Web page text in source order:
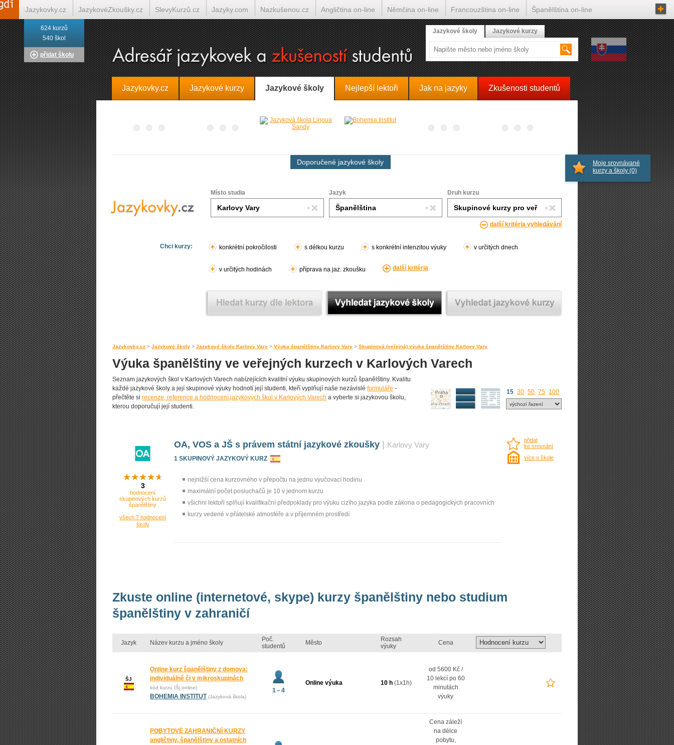
Jazykovky.cz Jazykové kurzy Jazykové školy Nejlepší lektoři Jak na jazyky Zkušenosti studentů
Doporučené jazykové školy
Místo studia Jazyk Druh kurzu
další kritéria vyhledávání
Chci kurzy: konkrétní pokročilosti s délkou kurzu s konkrétní intenzitou výuky v určitých dnech
v určitých hodinách příprava na jaz. zkoušku další kritéria
Jazykovky.cz > Jazykové školy > Jazykové školy Karlovy Vary > Výuka španělštiny Karlovy Vary > Skupinová (veřejná) výuka španělštiny Karlovy Vary
Výuka španělštiny ve veřejných kurzech v Karlových Varech
Seznam jazykových škol v Karlových Varech nabízejících kvalitní výuku skupinových kurzů španělštiny. Kvalitu
každé jazykové školy a její skupinové výuky hodnotí její studenti, kteří vyplňují naše nezávislé formuláře -
přečtěte si recenze, reference a hodnocení jazykových škol v Karlových Varech a vyberte si jazykovou školu,
kterou doporučují její studenti.
15 30 50 75 100
OA, VOS a JŠ s právem státní jazykové zkoušky Karlovy Vary
1 SKUPINOVÝ JAZYKOVÝ KURZ
přidat
ke srovnání
více o škole
3
hodnocení
skupinových kurzů
španělštiny
všech 7 hodnocení
školy
nejnižší cena kurzovného v přepočtu na jednu vyučovací hodinu
maximální počet posluchačů je 10 v jednom kurzu
všichni lektoři splňují kvalifikační předpoklady pro výuku cizího jazyka podle zákona o pedagogických pracovních
kurzy vedené v přátelské atmosféře a v příjemném prostředí
Zkuste online (internetové, skype) kurzy španělštiny nebo studium
španělštiny v zahraničí
Jazyk Název kurzu a jméno školy
Poč.
studentů
Město
Rozsah
výuky
Cena
ŠJ
Online kurz španělštiny z domova:
individuálně či v mikroskupinách
kód kurzu (Šj online)
BOHEMIA INSTITUT (Jazyková škola)
1 – 4
Online výuka 10 h (1x1h)
od 5600 Kč /
10 lekcí po 60
minutách
výuky
POBYTOVÉ ZAHRANIČNÍ KURZY
angličtiny, španělštiny a ostatních
Cena záleží
na délce
pobytu,
Moje srovnávané
kurzy a školy (0)
624 kurzů
540 škol
přidat školu
Jazykové školy Jazykové kurzy
Jazykovky.cz JazykovéZkoušky.cz SlevyKurzů.cz Jazyky.com Nazkušenou.cz Angličtina on-line Němčina on-line Francouzština on-line Španělština on-line
Italština on-line Tlumočení-Překlady.cz Překládá.cz Tlumočí.cz